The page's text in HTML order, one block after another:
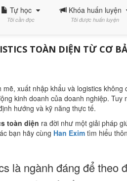
Tự học
Tôi cần đọc
Khóa huấn luyện
Tôi được huấn luyện
TOÀN DIỆN TỪ CƠ
xuất nhập khẩu và logistics không
kinh doanh của doanh nghiệp. Tuy
hướng và kỹ năng thực tế.
toàn diện ra đời như một giải pháp
bạn hãy cùng Han Exim tìm hiểu
là ngành đáng để theo